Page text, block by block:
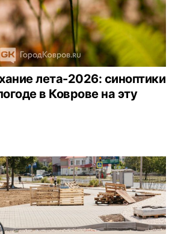
лета-2026: синоптики
в Коврове на эту